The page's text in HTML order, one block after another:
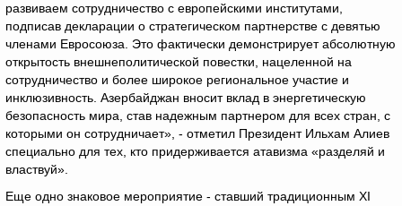
развиваем сотрудничество с европейскими институтами,
подписав декларации о стратегическом партнерстве с девятью
членами Евросоюза. Это фактически демонстрирует абсолютную
открытость внешнеполитической повестки, нацеленной на
сотрудничество и более широкое региональное участие и
инклюзивность. Азербайджан вносит вклад в энергетическую
безопасность мира, став надежным партнером для всех стран, с
которыми он сотрудничает», - отметил Президент Ильхам Алиев
специально для тех, кто придерживается атавизма «разделяй и
властвуй».
Еще одно знаковое мероприятие - ставший традиционным XI